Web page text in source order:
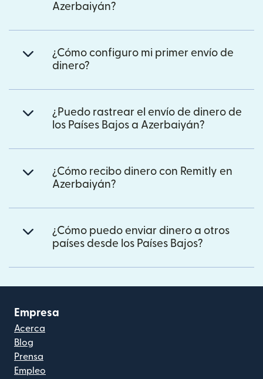
Azerbaiyán?
¿Cómo configuro mi primer envío de
dinero?
¿Puedo rastrear el envío de dinero de
los Países Bajos a Azerbaiyán?
¿Cómo recibo dinero con Remitly en
Azerbaiyán?
¿Cómo puedo enviar dinero a otros
países desde los Países Bajos?
Empresa
Acerca
Blog
Prensa
Empleo